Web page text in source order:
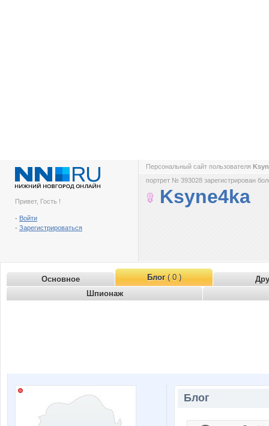
Привет, Гость !
- Войти
- Зарегистрироваться
Персональный сайт пользователя
портрет № 393028 зарегистрирован
Ksyne4ka
Основное Блог( 0 )
Шпионаж
Блог